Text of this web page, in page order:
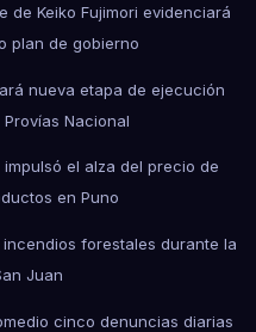
de Keiko Fujimori evidenciará
plan de gobierno
nueva etapa de ejecución
Nacional
el alza del precio de
en Puno
forestales durante la
Juan
cinco denuncias diarias